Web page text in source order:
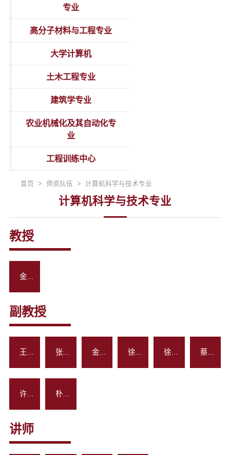
专业
高分子材料与工程专业
大学计算机
土木工程专业
建筑学专业
农业机械化及其自动化专
业
工程训练中心
首页 > 师资队伍 > 计算机科学与技术专业
计算机科学与技术专业
教授
金华
副教授
王晓丹 张振国 金璟璇 徐晓霞 徐善针 蔡京哲
许成哲 朴锦春
讲师